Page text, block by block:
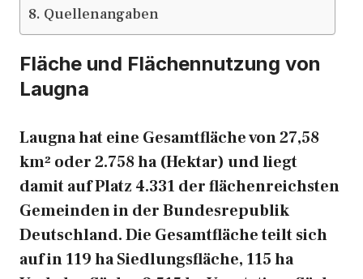
Quellenangaben
Fläche und Flächennutzung von
Laugna
Laugna hat eine Gesamtfläche von 27,58
km² oder 2.758 ha (Hektar) und liegt
damit auf Platz 4.331 der flächenreichsten
Gemeinden in der Bundesrepublik
Deutschland. Die Gesamtfläche teilt sich
auf in 119 ha Siedlungsfläche, 115 ha